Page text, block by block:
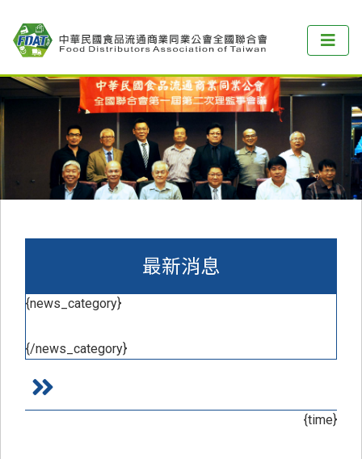
最新消息
{news_category}
{/news_category}
{time}